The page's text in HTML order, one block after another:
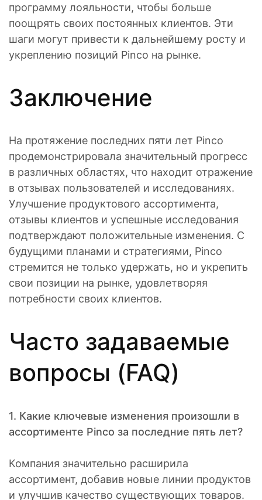
программу лояльности, чтобы больше
поощрять своих постоянных клиентов. Эти
шаги могут привести к дальнейшему росту и
укреплению позиций Pinco на рынке.
Заключение
На протяжение последних пяти лет Pinco
продемонстрировала значительный прогресс
в различных областях, что находит отражение
в отзывах пользователей и исследованиях.
Улучшение продуктового ассортимента,
отзывы клиентов и успешные исследования
подтверждают положительные изменения. С
будущими планами и стратегиями, Pinco
стремится не только удержать, но и укрепить
свои позиции на рынке, удовлетворяя
потребности своих клиентов.
Часто задаваемые
вопросы (FAQ)
1. Какие ключевые изменения произошли в
ассортименте Pinco за последние пять лет?
Компания значительно расширила
ассортимент, добавив новые линии продуктов
и улучшив качество существующих товаров.